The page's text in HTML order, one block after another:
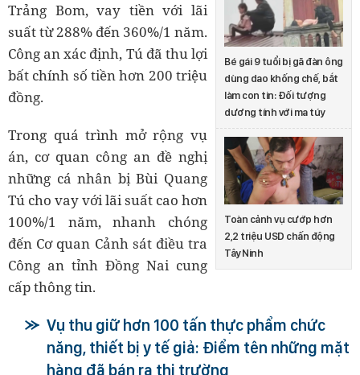
Bé gái 9 tuổi bị gã đàn ông
dùng dao khống chế, bắt
làm con tin: Đối tượng
dương tính với ma túy
Toàn cảnh vụ cướp hơn
2,2 triệu USD chấn động
Tây Ninh
Trảng Bom, vay tiền với lãi
suất từ 288% đến 360%/1 năm.
Công an xác định, Tú đã thu lợi
bất chính số tiền hơn 200 triệu
đồng.
Trong quá trình mở rộng vụ
án, cơ quan công an đề nghị
những cá nhân bị Bùi Quang
Tú cho vay với lãi suất cao hơn
100%/1 năm, nhanh chóng
đến Cơ quan Cảnh sát điều tra
Công an tỉnh Đồng Nai cung
cấp thông tin.
Vụ thu giữ hơn 100 tấn thực phẩm chức
năng, thiết bị y tế giả: Điểm tên những mặt
hàng đã bán ra thị trường